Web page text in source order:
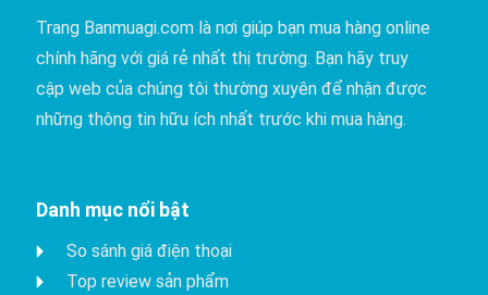
Trang Banmuagi.com là nơi giúp bạn mua hàng online
chính hãng với giá rẻ nhất thị trường. Bạn hãy truy
cập web của chúng tôi thường xuyên để nhận được
những thông tin hữu ích nhất trước khi mua hàng.
Danh mục nổi bật
So sánh giá điện thoại
Top review sản phẩm